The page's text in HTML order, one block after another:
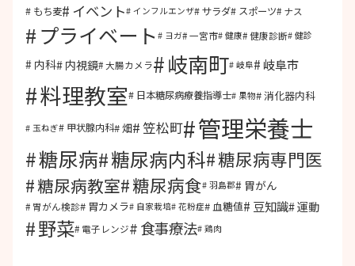
もち麦 イベント インフルエンザ サラダ スポーツ ナス
プライベート ヨガ 一宮市 健康 健康診断 健診
内科 内視鏡 大腸カメラ 岐南町 岐阜 岐阜市
料理教室 日本糖尿病療養指導士 果物 消化器内科
玉ねぎ 甲状腺内科 畑 笠松町 管理栄養士
糖尿病 糖尿病内科 糖尿病専門医
糖尿病教室 糖尿病食 羽島郡 胃がん
胃がん検診 胃カメラ 自家栽培 花粉症 血糖値 豆知識 運動
野菜 電子レンジ 食事療法 鶏肉